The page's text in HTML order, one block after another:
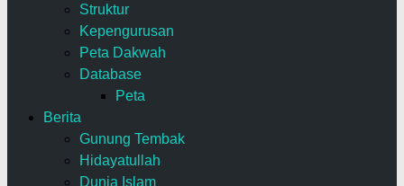
Struktur
Kepengurusan
Peta Dakwah
Database
Peta
Berita
Gunung Tembak
Hidayatullah
Dunia Islam